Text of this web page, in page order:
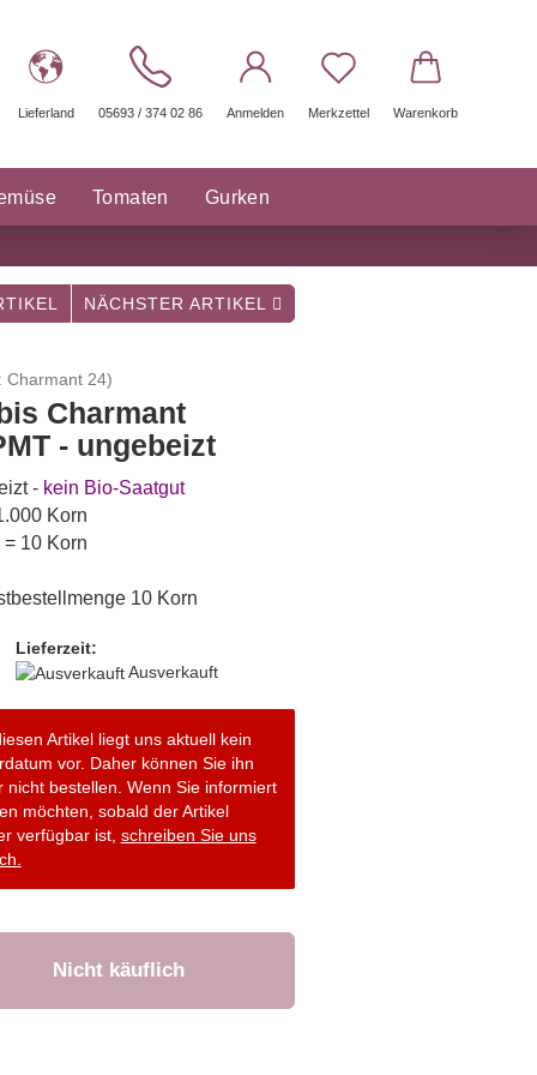
Lieferland 05693 / 374 02 86 Anmelden Merkzettel Warenkorb
Tomaten Gurken
NÄCHSTER ARTIKEL
Charmant 24)
Charmant
- ungebeizt
- kein Bio-Saatgut
Korn
= 10 Korn
10 Korn
Lieferzeit:
Ausverkauft
Artikel liegt uns aktuell kein
vor. Daher können Sie ihn
nicht bestellen. Wenn Sie informiert
möchten, sobald der Artikel
verfügbar ist, schreiben Sie uns